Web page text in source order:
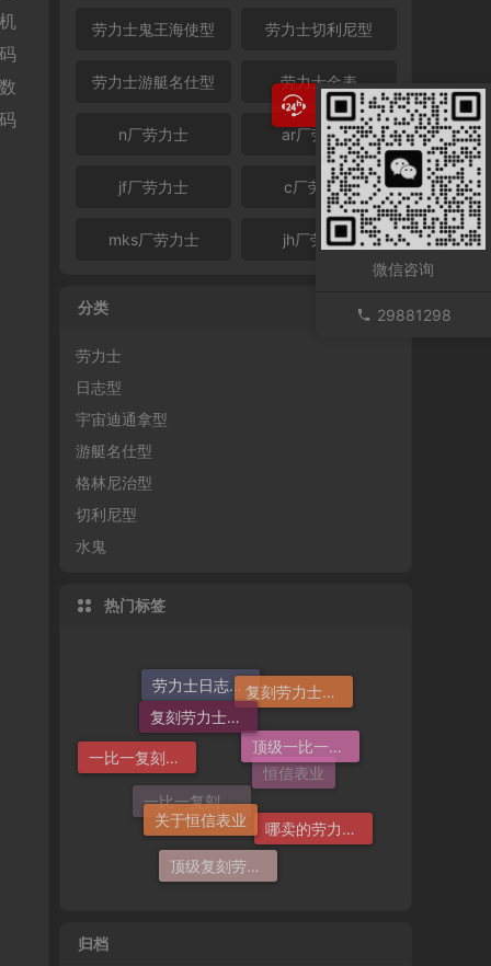
劳力士鬼王海使型 劳力士切利尼型
劳力士游艇名仕型 劳力士金表
n厂劳力士 ar厂劳力士
jf厂劳力士 c厂劳力士
mks厂劳力士 jh厂劳力士
分类
劳力士
日志型
宇宙迪通拿型
游艇名仕型
格林尼治型
切利尼型
水鬼
热门标签
劳力士日志哪个厂仿好 复刻劳力士一般多少钱
一比一复刻劳力士手表
一比一复刻劳力士
复刻劳力士手表
关于恒信表业
归档
微信咨询
29881298